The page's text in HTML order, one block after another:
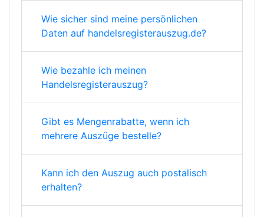
Wie sicher sind meine persönlichen
Daten auf handelsregisterauszug.de?
Wie bezahle ich meinen
Handelsregisterauszug?
Gibt es Mengenrabatte, wenn ich
mehrere Auszüge bestelle?
Kann ich den Auszug auch postalisch
erhalten?